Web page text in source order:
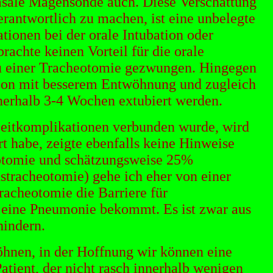
zu machen, ist eine unbelegte
bei der orale Intubation oder
keinen Vorteil für die orale
Tracheotomie gezwungen. Hingegen
mit besserem Entwöhnung und zugleich
3-4 Wochen extubiert werden.
verbunden wurde, wird
habe, zeigte ebenfalls keine Hinweise
und schätzungsweise 25%
gehe ich eher von einer
die Barriere für
Pneumonie bekommt. Es ist zwar aus
in der Hoffnung wir können eine
der nicht rasch innerhalb wenigen